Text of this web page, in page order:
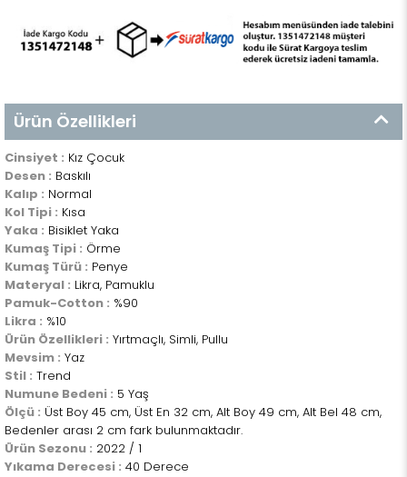
Ürün Özellikleri
Cinsiyet : Kız Çocuk
Desen : Baskılı
Kalıp : Normal
Kol Tipi : Kısa
Yaka : Bisiklet Yaka
Kumaş Tipi : Örme
Kumaş Türü : Penye
Materyal : Likra, Pamuklu
Pamuk-Cotton : %90
Likra : %10
Ürün Özellikleri : Yırtmaçlı, Simli, Pullu
Mevsim : Yaz
Stil : Trend
Numune Bedeni : 5 Yaş
Ölçü : Üst Boy 45 cm, Üst En 32 cm, Alt Boy 49 cm, Alt Bel 48 cm,
Bedenler arası 2 cm fark bulunmaktadır.
Ürün Sezonu : 2022 / 1
Yıkama Derecesi : 40 Derece